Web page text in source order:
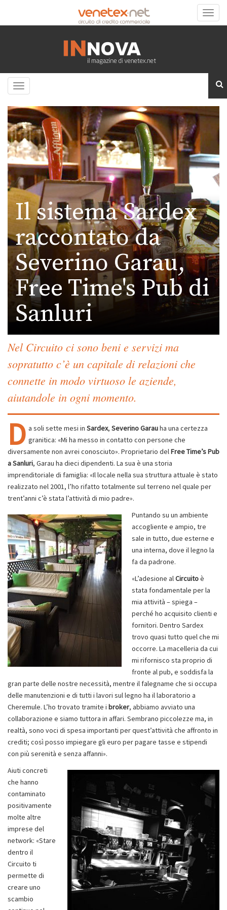
Toggle
Toggle
Il sistema Sardex
raccontato da
Severino Garau,
Free Time's Pub di
Sanluri
Nel Circuito ci sono beni e servizi ma
sopratutto c’è un capitale di relazioni che
connette in modo virtuoso le aziende,
aiutandole in ogni momento.
D a soli sette mesi in Sardex, Severino Garauha una certezza
granitica: «Mi ha messo in contatto con persone che
diversamente non avrei conosciuto». Proprietario delFree Time’s Pub
a Sanluri, Garau ha dieci dipendenti. La sua è una storia
imprenditoriale di famiglia: «Il locale nella sua struttura attuale è stato
realizzato nel 2001, l’ho rifatto totalmente sul terreno nel quale per
trent’anni c’è stata l’attività di mio padre».
Puntando su un ambiente
accogliente e ampio, tre
sale in tutto, due esterne e
una interna, dove il legno la
fa da padrone.
«L’adesione alCircuitoè
stata fondamentale per la
mia attività – spiega –
perché ho acquisito clienti e
fornitori. Dentro Sardex
trovo quasi tutto quel che mi
occorre. La macelleria da cui
mi rifornisco sta proprio di
fronte al pub, e soddisfa la
gran parte delle nostre necessità, mentre il falegname che si occupa
delle manutenzioni e di tutti i lavori sul legno ha il laboratorio a
Cheremule. L’ho trovato tramite i broker, abbiamo avviato una
collaborazione e siamo tuttora in affari. Sembrano piccolezze ma, in
realtà, sono voci di spesa importanti per quest’attività che affronto in
crediti; così posso impiegare gli euro per pagare tasse e stipendi
con più serenità e senza affanni».
Aiuti concreti
che hanno
contaminato
positivamente
molte altre
imprese del
network: «Stare
dentro il
Circuito ti
permette di
creare uno
scambio